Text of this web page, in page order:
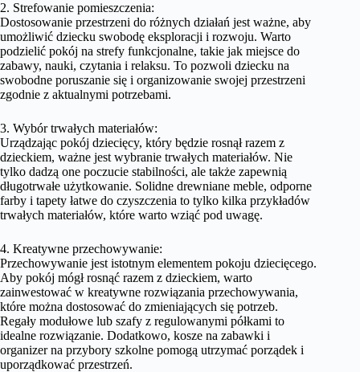
2. Strefowanie pomieszczenia:
Dostosowanie przestrzeni do różnych działań jest ważne, aby
umożliwić dziecku swobodę eksploracji i rozwoju. Warto
podzielić pokój na strefy funkcjonalne, takie jak miejsce do
zabawy, nauki, czytania i relaksu. To pozwoli dziecku na
swobodne poruszanie się i organizowanie swojej przestrzeni
zgodnie z aktualnymi potrzebami.
3. Wybór trwałych materiałów:
Urządzając pokój dziecięcy, który będzie rosnął razem z
dzieckiem, ważne jest wybranie trwałych materiałów. Nie
tylko dadzą one poczucie stabilności, ale także zapewnią
długotrwałe użytkowanie. Solidne drewniane meble, odporne
farby i tapety łatwe do czyszczenia to tylko kilka przykładów
trwałych materiałów, które warto wziąć pod uwagę.
4. Kreatywne przechowywanie:
Przechowywanie jest istotnym elementem pokoju dziecięcego.
Aby pokój mógł rosnąć razem z dzieckiem, warto
zainwestować w kreatywne rozwiązania przechowywania,
które można dostosować do zmieniających się potrzeb.
Regały modułowe lub szafy z regulowanymi półkami to
idealne rozwiązanie. Dodatkowo, kosze na zabawki i
organizer na przybory szkolne pomogą utrzymać porządek i
uporządkować przestrzeń.